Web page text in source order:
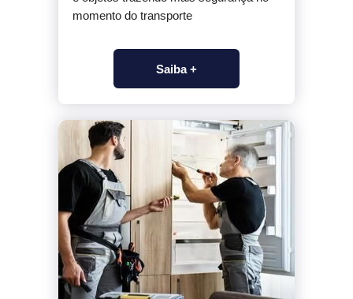
momento do transporte
Saiba +